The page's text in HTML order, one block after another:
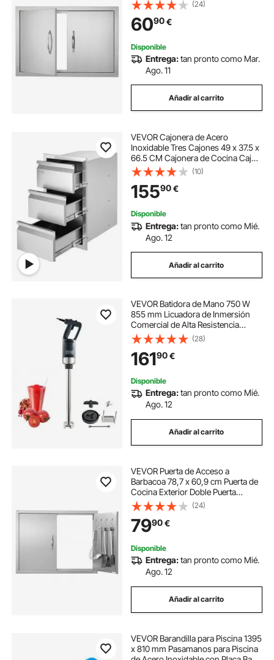
puertas de armario de acero inoxidable
Manija para Isla de Barbacoa,
Estación de Parrilla, Armario
Exterior
(24)
6090€
Disponible
Entrega:tan pronto como Mar.
Ago. 11
Añadir al carrito
VEVOR Cajonera de Acero
Inoxidable Tres Cajones 49 x 37.5 x
66.5 CM Cajonera de Cocina Cajón
para Barbacoa Cajonera para
Cocina Armario de Cajones Cajón
Barbacoa
(10)
15590€
Disponible
Entrega:tan pronto como Mié.
Ago. 12
Añadir al carrito
VEVOR Batidora de Mano 750 W
855 mm Licuadora de Inmersión
Comercial de Alta Resistencia
Velocidad Variable Hoja de Acero
Inoxidable Batidora Portátil Versátil
para Sopa Batido Puré Comida para
Bebés
(28)
16190€
Disponible
Entrega:tan pronto como Mié.
Ago. 12
Añadir al carrito
VEVOR Puerta de Acceso a
Barbacoa 78,7 x 60,9 cm Puerta de
Cocina Exterior Doble Puerta
Empotrada de Acero Inoxidable con
Manija para Isla de Barbacoa,
Estación de Parrilla, Armario
Exterior
(24)
7990€
Disponible
Entrega:tan pronto como Mié.
Ago. 12
Añadir al carrito
VEVOR Barandilla para Piscina 1395
x 810 mm Pasamanos para Piscina